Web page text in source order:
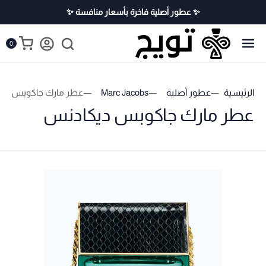
✨ عطور أصلية فاخرة بأسعار منافسة ✨
0
الرئيسية عطور أصلية Marc Jacobs عطر مارك جاكوبس
عطر مارك جاكوبس ديكادنس